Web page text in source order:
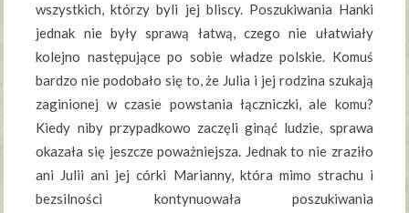
wszystkich, którzy byli jej bliscy. Poszukiwania Hanki
jednak nie były sprawą łatwą, czego nie ułatwiały
kolejno następujące po sobie władze polskie. Komuś
bardzo nie podobało się to, że Julia i jej rodzina szukają
zaginionej w czasie powstania łączniczki, ale komu?
Kiedy niby przypadkowo zaczęli ginąć ludzie, sprawa
okazała się jeszcze poważniejsza. Jednak to nie zraziło
ani Julii ani jej córki Marianny, która mimo strachu i
bezsilności kontynuowała poszukiwania